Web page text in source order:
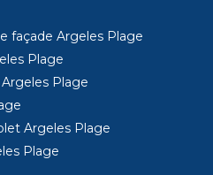
façade Argeles Plage
Plage
Plage
Argeles Plage
Plage